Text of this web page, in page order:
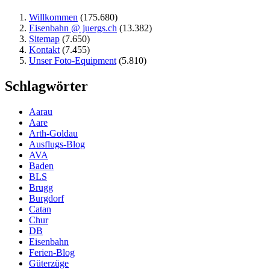
Willkommen (175.680)
Eisenbahn @ juergs.ch (13.382)
Sitemap (7.650)
Kontakt (7.455)
Unser Foto-Equipment (5.810)
Schlagwörter
Aarau
Aare
Arth-Goldau
Ausflugs-Blog
AVA
Baden
BLS
Brugg
Burgdorf
Catan
Chur
DB
Eisenbahn
Ferien-Blog
Güterzüge